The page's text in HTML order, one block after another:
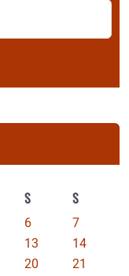
S S
6
7
13
14
20
21